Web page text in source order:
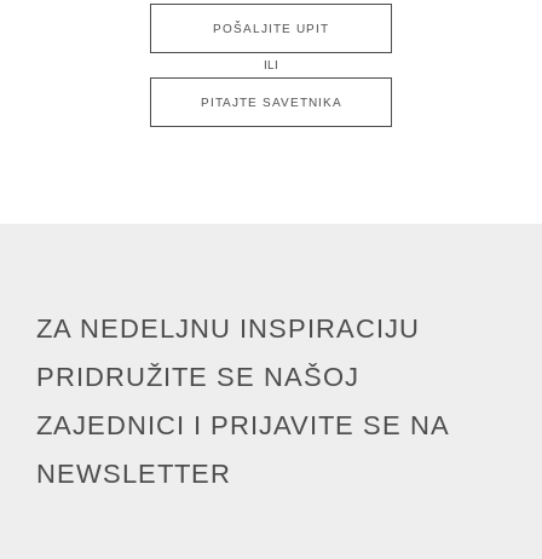
POŠALJITE UPIT
ILI
PITAJTE SAVETNIKA
ZA NEDELJNU INSPIRACIJU
PRIDRUŽITE SE NAŠOJ
ZAJEDNICI I PRIJAVITE SE NA
NEWSLETTER